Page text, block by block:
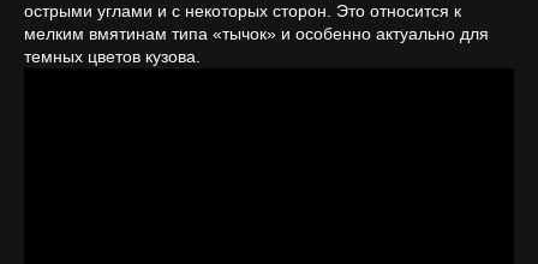
острыми углами и с некоторых сторон. Это относится к
мелким вмятинам типа «тычок» и особенно актуально для
темных цветов кузова.